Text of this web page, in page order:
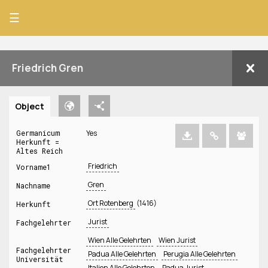
☰
Friedrich Gren
Object
Germanicum
Herkunft =
Altes Reich
Yes
Vorname1 Friedrich
Nachname Gren
Herkunft Ort Rotenberg (1416)
Fachgelehrter Jurist
Fachgelehrter
Universität
Wien Alle Gelehrten
Wien Jurist
Padua Alle Gelehrten
Perugia Alle Gelehrten